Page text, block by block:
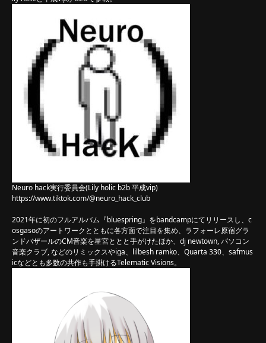
Neuro hack実行委員会(Lily holic b2b 平成vip)
https://www.tiktok.com/@neuro_hack_club
2021年に初のフルアルバム『bluespring』をbandcampにてリリースし、c
osgasoのアートワークとともに各方面で注目を集め、ラフォーレ原宿グラ
ンドバザールのCM音楽を星宮ととと手がけたほか、dj newtown, パソコン
音楽クラブ, などのリミックスやiga、lilbesh ramko、Quarta 330、safmus
icなどとも多数の共作も手掛けるTelematic Visions。